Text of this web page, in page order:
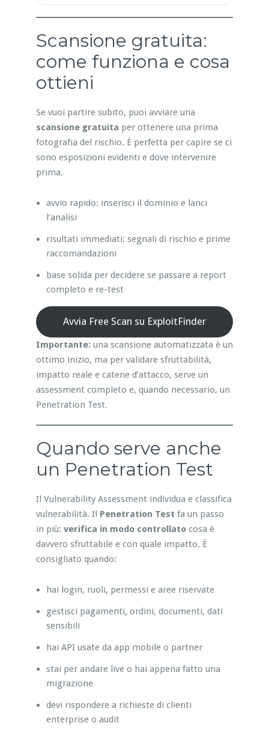
Scansione gratuita:
come funziona e cosa
ottieni
Se vuoi partire subito, puoi avviare una
scansione gratuita per ottenere una prima
fotografia del rischio. È perfetta per capire se ci
sono esposizioni evidenti e dove intervenire
prima.
avvio rapido: inserisci il dominio e lanci
l’analisi
risultati immediati: segnali di rischio e prime
raccomandazioni
base solida per decidere se passare a report
completo e re-test
Avvia Free Scan su ExploitFinder
Importante: una scansione automatizzata è un
ottimo inizio, ma per validare sfruttabilità,
impatto reale e catene d’attacco, serve un
assessment completo e, quando necessario, un
Penetration Test.
Quando serve anche
un Penetration Test
Il Vulnerability Assessment individua e classifica
vulnerabilità. Il Penetration Test fa un passo
in più: verifica in modo controllatocosa è
davvero sfruttabile e con quale impatto. È
consigliato quando:
hai login, ruoli, permessi e aree riservate
gestisci pagamenti, ordini, documenti, dati
sensibili
hai API usate da app mobile o partner
stai per andare live o hai appena fatto una
migrazione
devi rispondere a richieste di clienti
enterprise o audit